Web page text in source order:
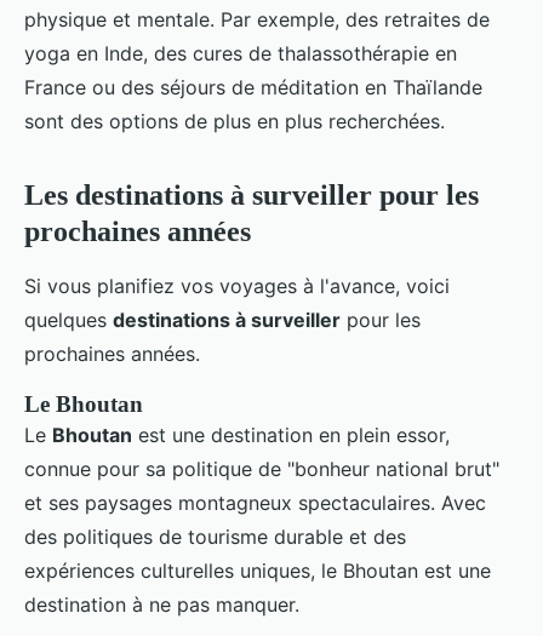
physique et mentale. Par exemple, des retraites de
yoga en Inde, des cures de thalassothérapie en
France ou des séjours de méditation en Thaïlande
sont des options de plus en plus recherchées.
Les destinations à surveiller pour les
prochaines années
Si vous planifiez vos voyages à l'avance, voici
quelques destinations à surveiller pour les
prochaines années.
Le Bhoutan
Le Bhoutan est une destination en plein essor,
connue pour sa politique de "bonheur national brut"
et ses paysages montagneux spectaculaires. Avec
des politiques de tourisme durable et des
expériences culturelles uniques, le Bhoutan est une
destination à ne pas manquer.